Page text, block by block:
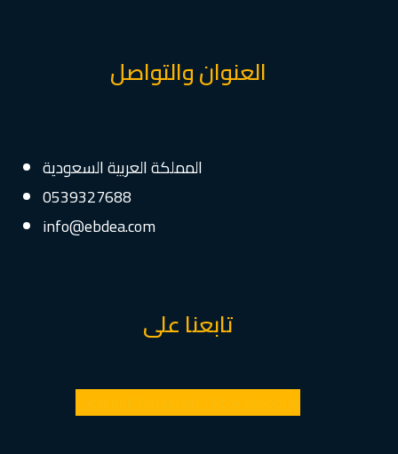
العنوان والتواصل
المملكة العربية السعودية
0539327688
info@ebdea.com
تابعنا على